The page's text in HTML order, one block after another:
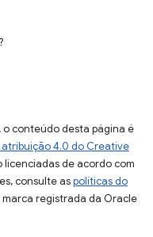
conteúdo desta página é
atribuição 4.0 do Creative
licenciadas de acordo com
consulte aspolíticas do
marca registrada da Oracle